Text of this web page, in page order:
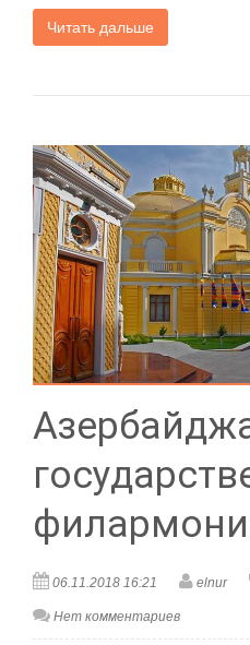
Читать дальше
06.11.2018 16:21 elnur
Нет комментариев